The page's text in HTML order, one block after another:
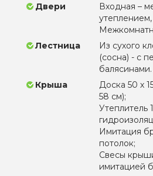
Двери
Входная –
Лестница
Из сухого
(сосна) - с
балясинами.
Крыша
Доска 50 х
58 см);
Утеплитель
Имитация
потолок;
Свесы
имитацией